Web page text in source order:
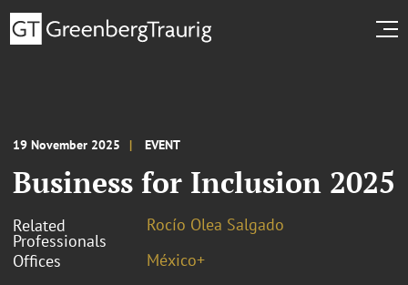
19 November 2025 EVENT
Business for Inclusion 2025
Related
Professionals
Rocío Olea Salgado
Offices
México+